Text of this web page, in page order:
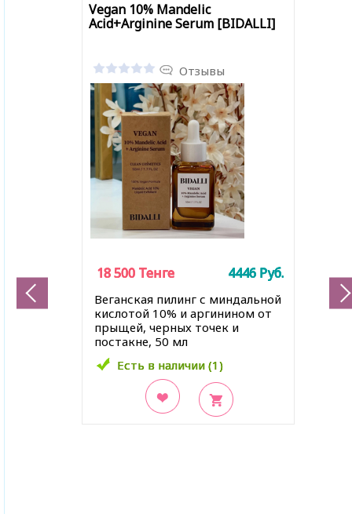
Vegan 10% Mandelic
Acid+Arginine Serum [BIDALLI]
Отзывы
Веганская пилинг с миндальной
кислотой 10% и аргинином от
прыщей, черных точек и
постакне, 50 мл
Есть в наличии (1)
18 500 Тенге 4446 Руб.
Есть в наличии (1)
18 500 Тенге 4446 Руб.
Есть в наличии (1)
18 500 Тенге 4446 Руб.